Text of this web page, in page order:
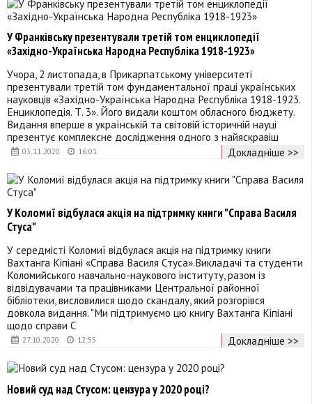
03.11.2020 16:01
У Франківську презентували третій том енциклопедії
«Західно-Українська Народна Республіка 1918-1923»
Учора, 2 листопада, в Прикарпатському університеті
презентували третій том фундаментальної праці українських
науковців «Західно-Українська Народна Республіка 1918-1923.
Енциклопедія. Т. 3». Його видали коштом обласного бюджету.
Видання вперше в українській та світовій історичній науці
презентує комплексне дослідження одного з найяскравіш
Докладніше >>
27.10.2020 12:55
У Коломиї відбулася акція на підтримку книги "Справа Василя
Стуса"
У середмісті Коломиї відбулася акція на підтримку книги
Вахтанга Кіпіані «Справа Василя Стуса».Викладачі та студенти
Коломийського навчально-наукового інституту, разом із
відвідувачами та працівниками Центральної районної
бібліотеки, висловилися щодо скандалу, який розгорівся
довкола видання. "Ми підтримуємо цю книгу Вахтанга Кіпіані
щодо справи С
Докладніше >>
Новий суд над Стусом: цензура у 2020 році?